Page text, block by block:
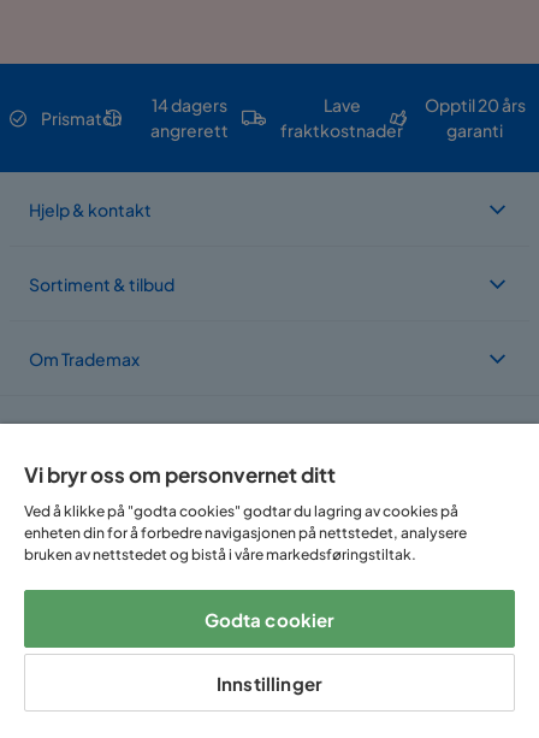
Prismatch
14 dagers
angrerett
Lave
fraktkostnader
Opptil 20 års
garanti
Hjelp & kontakt
Sortiment & tilbud
Om Trademax
Følg oss på:
Vi bryr oss om personvernet ditt
Ved å klikke på "godta cookies" godtar du lagring av cookies på
enheten din for å forbedre navigasjonen på nettstedet, analysere
bruken av nettstedet og bistå i våre markedsføringstiltak.
Godta cookier
Innstillinger